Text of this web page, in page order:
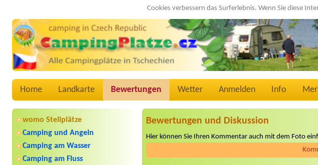
Cookies verbessern das Surferlebnis. Wenn Sie diese
Home Landkarte Bewertungen Wetter Anmelden Info
womo Stellplätze
Camping und Angeln
Camping am Wasser
Camping am Fluss
Bewertungen und Diskussion
Hier können Sie Ihren Kommentar auch mit dem Foto